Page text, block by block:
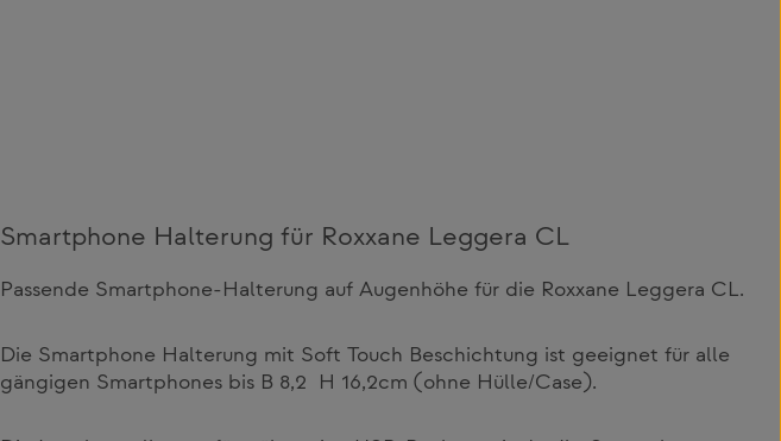
Smartphone Halterung für Roxxane Leggera CL
Passende Smartphone-Halterung auf Augenhöhe für die Roxxane Leggera CL.
Die Smartphone Halterung mit Soft Touch Beschichtung ist geeignet für alle
gängigen Smartphones bis B 8,2 H 16,2cm (ohne Hülle/Case).